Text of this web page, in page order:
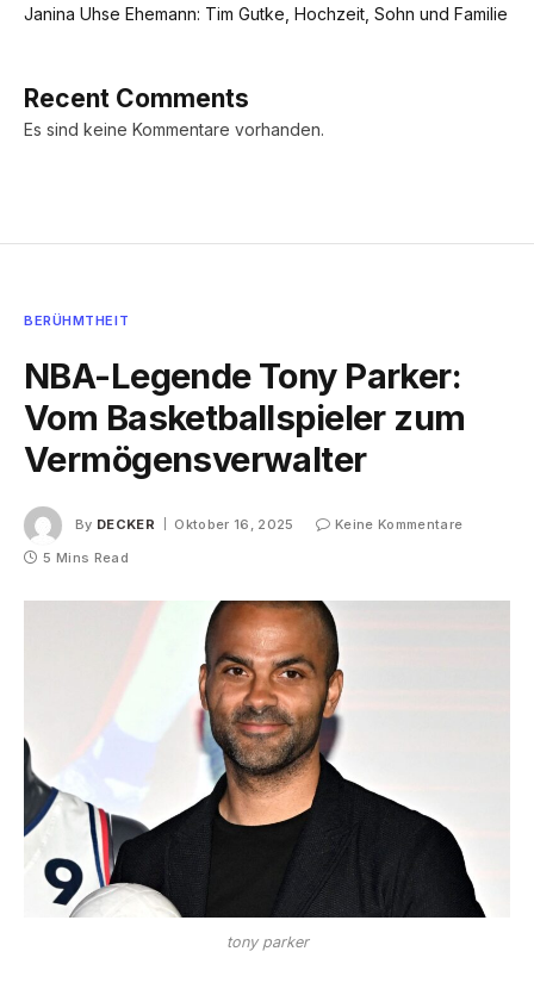
Janina Uhse Ehemann: Tim Gutke, Hochzeit, Sohn und Familie
Recent Comments
Es sind keine Kommentare vorhanden.
BERÜHMTHEIT
NBA-Legende Tony Parker:
Vom Basketballspieler zum
Vermögensverwalter
By DECKER Oktober 16, 2025
Keine Kommentare
5 Mins Read
tony parker